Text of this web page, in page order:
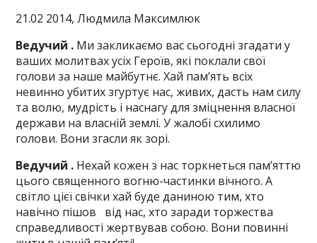
21.02 2014, Людмила Максимлюк
Ведучий . Ми закликаємо вас сьогодні згадати у
ваших молитвах усіх Героїв, які поклали свої
голови за наше майбутнє. Хай пам’ять всіх
невинно убитих згуртує нас, живих, дасть нам силу
та волю, мудрість і наснагу для зміцнення власної
держави на власній землі. У жалобі схилимо
голови. Вони згасли як зорі.
Ведучий . Нехай кожен з нас торкнеться пам’яттю
цього священного вогню-частинки вічного. А
світло цієї свічки хай буде даниною тим, хто
навічно пішов від нас, хто заради торжества
справедливості жертвував собою. Вони повинні